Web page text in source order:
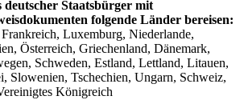
Staatsbürger mit
folgende Länder bereisen:
Luxemburg, Niederlande,
Österreich, Griechenland, Dänemark,
Schweden, Estland, Lettland, Litauen,
Slowenien, Tschechien, Ungarn, Schweiz,
Königreich